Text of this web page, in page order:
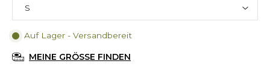
Auf Lager - Versandbereit
MEINE GRÖSSE FINDEN